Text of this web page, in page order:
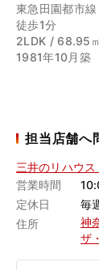
東急田園都市
徒歩1分
2LDK / 68.95
1981年10月築
担当店舗へ
三井のリハウ
営業時間
定休日
毎
住所
神
ザ